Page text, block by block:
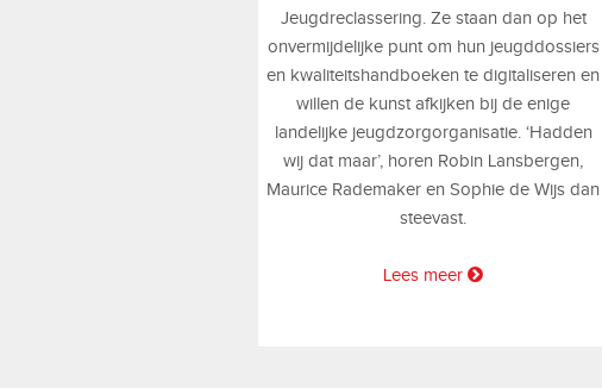
Jeugdreclassering. Ze staan dan op het
onvermijdelijke punt om hun jeugddossiers
en kwaliteitshandboeken te digitaliseren en
willen de kunst afkijken bij de enige
landelijke jeugdzorgorganisatie. ‘Hadden
wij dat maar’, horen Robin Lansbergen,
Maurice Rademaker en Sophie de Wijs dan
steevast.
Lees meer